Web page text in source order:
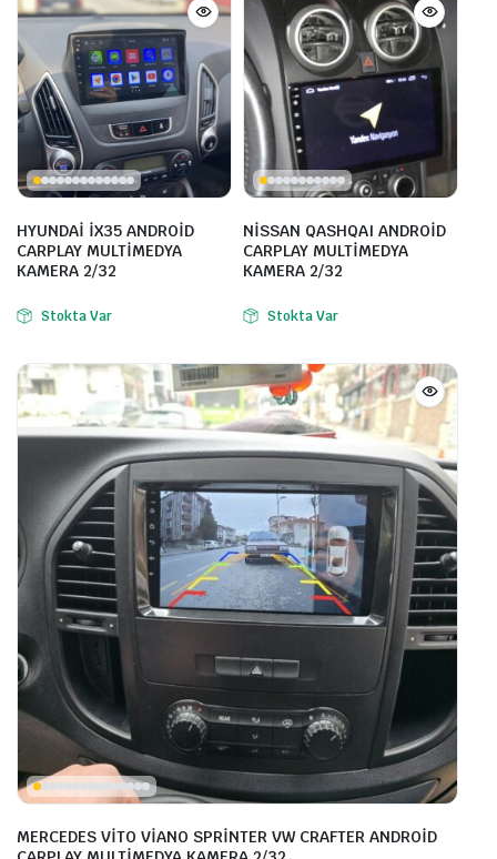
HYUNDAİ İX35 ANDROİD
CARPLAY MULTİMEDYA
KAMERA 2/32
Stokta Var
NİSSAN QASHQAI ANDROİD
CARPLAY MULTİMEDYA
KAMERA 2/32
Stokta Var
MERCEDES VİTO VİANO SPRİNTER VW CRAFTER ANDROİD